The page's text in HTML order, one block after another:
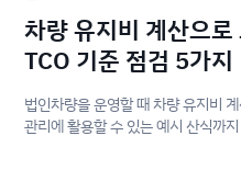
차량 유지비 계산으
TCO 기준 점검 5가지
법인차량을 운영할 때 차량 유지비
관리에 활용할 수 있는 예시 산식까